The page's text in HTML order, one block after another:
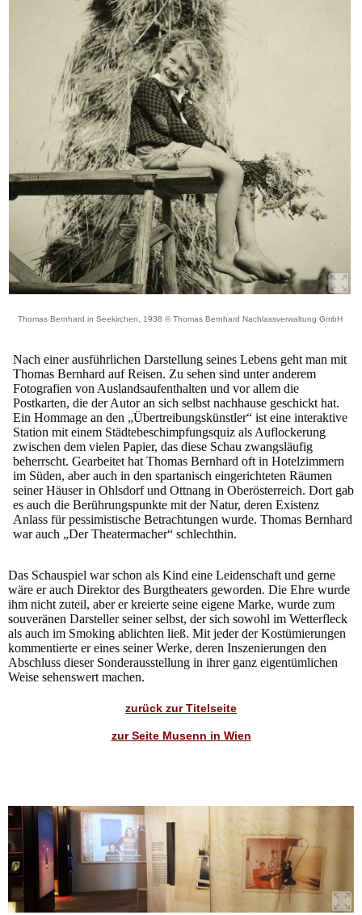
Thomas Bernhard in Seekirchen, 1938 © Thomas Bernhard Nachlassverwaltung GmbH
Nach einer ausführlichen Darstellung seines Lebens geht man mit
Thomas Bernhard auf Reisen. Zu sehen sind unter anderem
Fotografien von Auslandsaufenthalten und vor allem die
Postkarten, die der Autor an sich selbst nachhause geschickt hat.
Ein Hommage an den „Übertreibungskünstler“ ist eine interaktive
Station mit einem Städtebeschimpfungsquiz als Auflockerung
zwischen dem vielen Papier, das diese Schau zwangsläufig
beherrscht. Gearbeitet hat Thomas Bernhard oft in Hotelzimmern
im Süden, aber auch in den spartanisch eingerichteten Räumen
seiner Häuser in Ohlsdorf und Ottnang in Oberösterreich. Dort gab
es auch die Berührungspunkte mit der Natur, deren Existenz
Anlass für pessimistische Betrachtungen wurde. Thomas Bernhard
war auch „Der Theatermacher“ schlechthin.
Das Schauspiel war schon als Kind eine Leidenschaft und gerne
wäre er auch Direktor des Burgtheaters geworden. Die Ehre wurde
ihm nicht zuteil, aber er kreierte seine eigene Marke, wurde zum
souveränen Darsteller seiner selbst, der sich sowohl im Wetterfleck
als auch im Smoking ablichten ließ. Mit jeder der Kostümierungen
kommentierte er eines seiner Werke, deren Inszenierungen den
Abschluss dieser Sonderausstellung in ihrer ganz eigentümlichen
Weise sehenswert machen.
zurück zur Titelseite
zur Seite Musenn in Wien